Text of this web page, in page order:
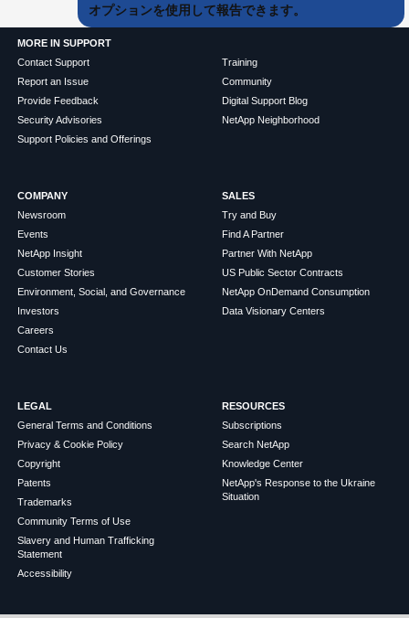
オプションを使用して報告できます。
MORE IN SUPPORT
Contact Support
Report an Issue
Provide Feedback
Security Advisories
Support Policies and Offerings
Training
Community
Digital Support Blog
NetApp Neighborhood
COMPANY
Newsroom
Events
NetApp Insight
Customer Stories
Environment, Social, and Governance
Investors
Careers
Contact Us
SALES
Try and Buy
Find A Partner
Partner With NetApp
US Public Sector Contracts
NetApp OnDemand Consumption
Data Visionary Centers
LEGAL
General Terms and Conditions
Privacy & Cookie Policy
Copyright
Patents
Trademarks
Community Terms of Use
Slavery and Human Trafficking
Statement
Accessibility
RESOURCES
Subscriptions
Search NetApp
Knowledge Center
NetApp's Response to the Ukraine
Situation